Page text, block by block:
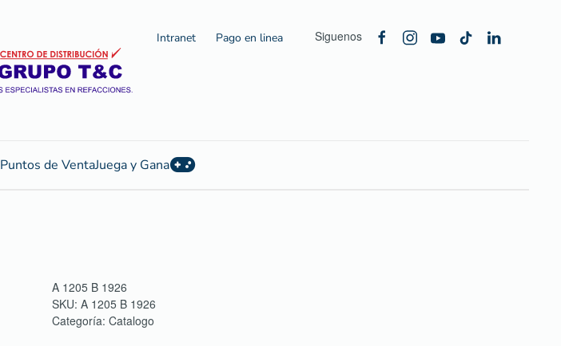
Intranet Pago en linea Siguenos
Puntos de VentaJuega y Gana
A 1205 B 1926
SKU: A 1205 B 1926
Categoría: Catalogo